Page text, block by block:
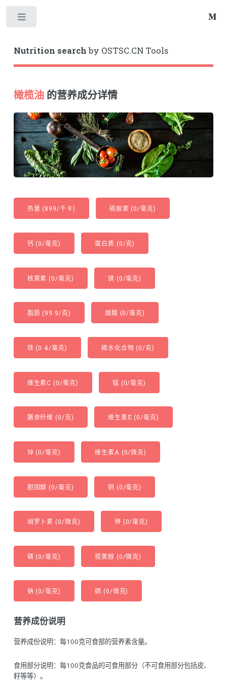
Nutrition searchby OSTSC.CN Tools
橄榄油的营养成分详情
热量 (899/千卡) 硫胺素 (0/毫克)
钙 (0/毫克) 蛋白质 (0/克)
核黄素 (0/毫克) 镁 (0/毫克)
脂肪 (99.9/克) 烟酸 (0/毫克)
铁 (0.4/毫克) 碳水化合物 (0/克)
维生素C (0/毫克) 锰 (0/毫克)
膳食纤维 (0/克) 维生素E (0/毫克)
锌 (0/毫克) 维生素A (0/微克)
胆固醇 (0/毫克) 铜 (0/毫克)
胡罗卜素 (0/微克) 钾 (0/毫克)
磷 (0/毫克) 视黄醇 (0/微克)
钠 (0/毫克) 硒 (0/微克)
营养成份说明
营养成份说明：每100克可食部的营养素含量。
食用部分说明：每100克食品的可食用部分（不可食用部分包括皮、
籽等等）。